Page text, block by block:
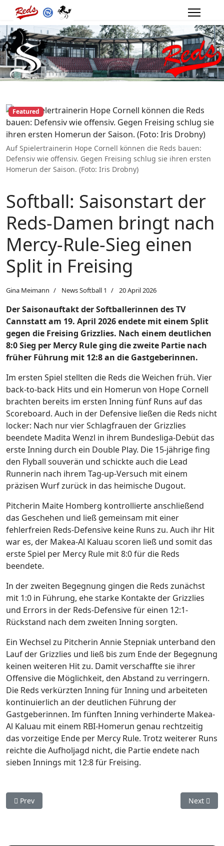
Auf Spielertrainerin Hope Cornell können die Reds bauen:
Defensiv wie offensiv. Gegen Freising schlug sie ihren ersten
Homerun der Saison. (Foto: Iris Drobny)
Featured
Softball: Saisonstart der
Reds-Damen bringt nach
Mercy-Rule-Sieg einen
Split in Freising
Gina Meimann News Softball 1 20 April 2026
Der Saisonauftakt der Softballerinnen des TV
Cannstatt am 19. April 2026 endete mit einem Split
gegen die Freising Grizzlies. Nach einem deutlichen
8:0 Sieg per Mercy Rule ging die zweite Partie nach
früher Führung mit 12:8 an die Gastgeberinnen.
Im ersten Spiel stellten die Reds die Weichen früh. Vier
back-to-back Hits und ein Homerun von Hope Cornell
brachten bereits im ersten Inning fünf Runs auf das
Scoreboard. Auch in der Defensive ließen die Reds nicht
locker: Nach nur vier Schlagfrauen der Grizzlies
beendete Madita Wenzl in ihrem Bundesliga-Debüt das
erste Inning durch ein Double Play. Die 15-jährige fing
den Flyball souverän und schickte auch die Lead
Runnerin nach ihrem Tag-up-Versuch mit einem
präzisen Wurf zurück in das heimische Dugout.
Pitcherin Maite Homberg kontrollierte anschließend
das Geschehen und ließ gemeinsam mit einer
fehlerfreien Reds-Defensive keine Runs zu. Auch ihr Hit
war es, der Makea-Al Kaluau scoren ließ und somit das
erste Spiel per Mercy Rule mit 8:0 für die Reds
beendete.
In der zweiten Begegnung gingen die Reds zunächst
mit 1:0 in Führung, ehe starke Kontakte der Grizzlies
und Errors in der Reds-Defensive für einen 12:1-
Rückstand nach dem zweiten Inning sorgten.
Ein Wechsel zu Pitcherin Annie Stepniak unterband den
Lauf der Grizzlies und ließ bis zum Ende der Begegnung
keinen weiteren Hit zu. Damit verschaffte sie ihrer
Offensive die Möglichkeit, den Abstand zu verringern.
Die Reds verkürzten Inning für Inning und arbeiteten
kontinuierlich an der deutlichen Führung der
Gastgeberinnen. Im fünften Inning verhinderte Makea-
Al Kaluau mit einem RBI-Homerun genau rechtzeitig
das vorzeitige Ende per Mercy Rule. Trotz weiterer Runs
reichte die Aufholjagd nicht, die Partie endete nach
sieben Innings mit 12:8 für Freising.
Previous article: Softball-Bundesliga: Zwei Niederlagen der
Prev Next
Next